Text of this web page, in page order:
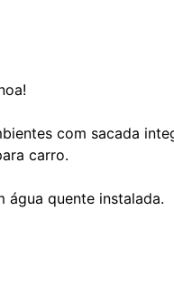
com sacada
carro.
quente instalada.